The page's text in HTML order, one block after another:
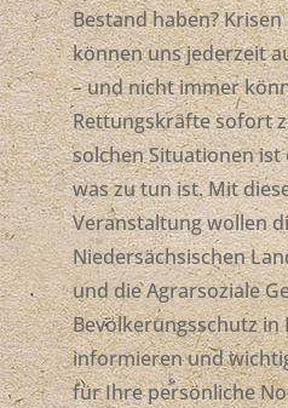
Bestand haben?
können uns jederzeit
– und nicht immer
Rettungskräfte sofort
solchen Situationen ist
was zu tun ist. Mit
Veranstaltung wollen
Niedersächsischen
und die Agrarsoziale
Bevölkerungsschutz in
informieren und
für Ihre persönliche